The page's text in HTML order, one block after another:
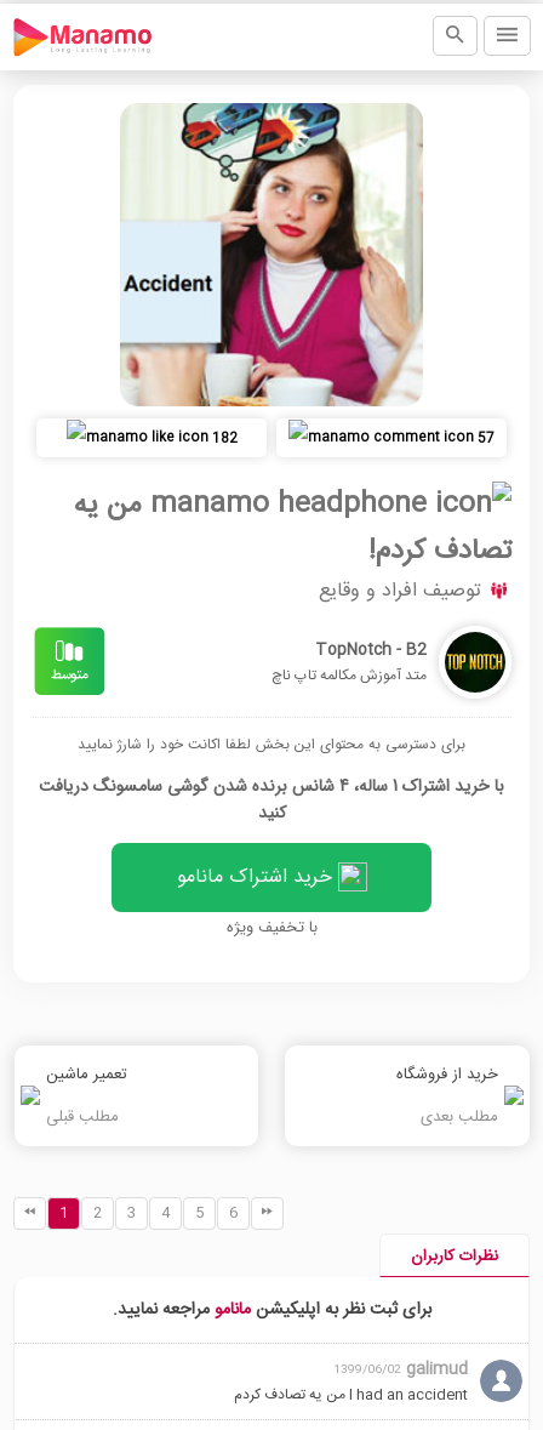
182 57
من یه
تصادف کردم!
توصیف افراد و وقایع
TopNotch - B2
متد آموزش مکالمه تاپ ناچ
برای دسترسی به محتوای این بخش لطفا اکانت خود را شارژ نمایید
با خرید اشتراک 1 ساله، 4 شانس برنده شدن گوشی سامسونگ دریافت
کنید
خرید اشتراک مانامو
با تخفیف ویژه
خرید از فروشگاه
مطلب بعدی
تعمیر ماشین
مطلب قبلی
1 2 3 4 5 6
نظرات کاربران
برای ثبت نظر به اپلیکیشنمانامومراجعه نمایید.
galimud
1399/06/02
I had an accident من یه تصادف کردم